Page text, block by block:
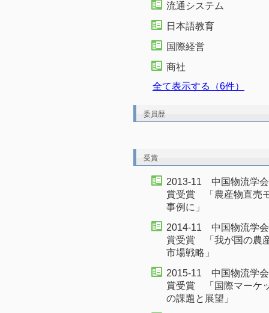
流通システム
日本語教育
国際経営
商社
全て表示する（6件）
委員歴
受賞
2013-11 中国物流学
賞受賞 「農産物直売
事例に」
2014-11 中国物流学
賞受賞 「我が国の農
市場戦略」
2015-11 中国物流学
賞受賞 「国際マーケ
の課題と展望」